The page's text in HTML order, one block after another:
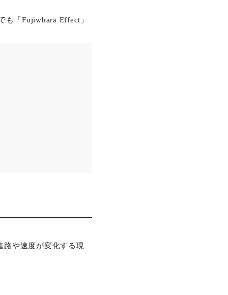
も「Fujiwhara Effect」
や速度が変化する現